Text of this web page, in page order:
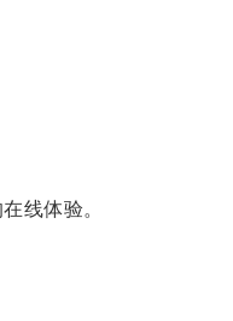
线体验。